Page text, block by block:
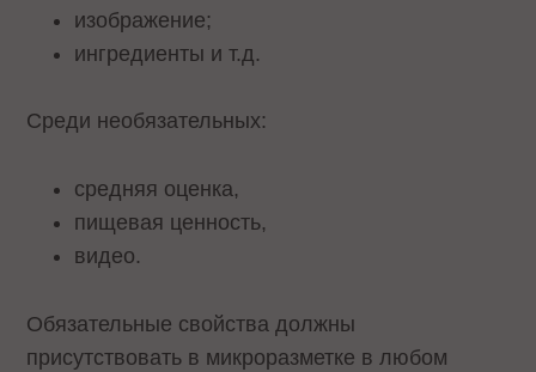
изображение;
ингредиенты и т.д.
Среди необязательных:
средняя оценка,
пищевая ценность,
видео.
Обязательные свойства должны
присутствовать в микроразметке в любом